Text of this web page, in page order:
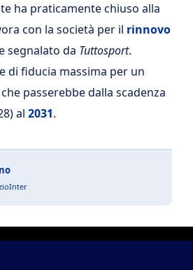
ha praticamente chiuso alla
con la società per il rinnovo
segnalato da Tuttosport.
di fiducia massima per un
passerebbe dalla scadenza
al 2031.